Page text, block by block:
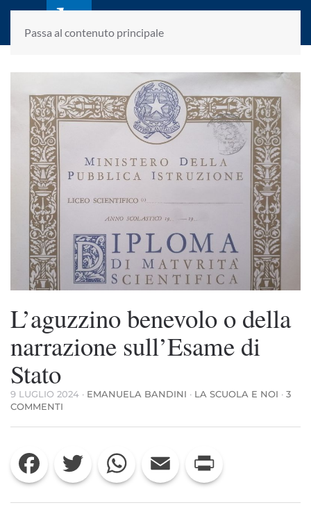
Passa al contenuto principale
laletteraturaenoi.it
fondato da Romano Luperini
L’aguzzino benevolo o della
narrazione sull’Esame di
Stato
9 LUGLIO 2024 · EMANUELA BANDINI · LA SCUOLA E NOI · 3
COMMENTI
BENEVOLO
DELLA
NARRAZIONE
SULL’ESAME
STATO
Facebook Twitter WhatsApp Email